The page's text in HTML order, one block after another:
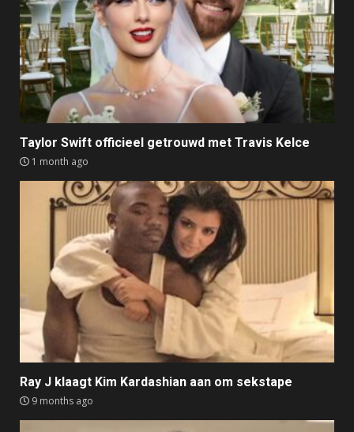
Taylor Swift officieel getrouwd met Travis Kelce
1 month ago
Ray J klaagt Kim Kardashian aan om sekstape
9 months ago